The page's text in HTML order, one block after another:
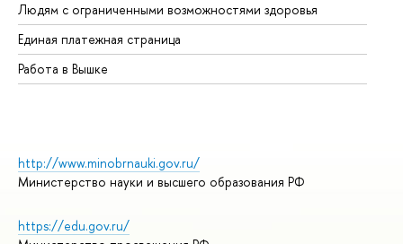
Людям с ограниченными возможностями здоровья
Единая платежная страница
Работа в Вышке
http://www.minobrnauki.gov.ru/
Министерство науки и высшего образования РФ
https://edu.gov.ru/